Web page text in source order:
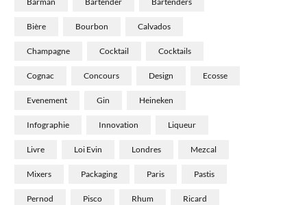
Bière Bourbon Calvados
Champagne Cocktail Cocktails
Cognac Concours Design Ecosse
Evenement Gin Heineken
Infographie Innovation Liqueur
Livre Loi Evin Londres Mezcal
Mixers Packaging Paris Pastis
Pernod Pisco Rhum Ricard